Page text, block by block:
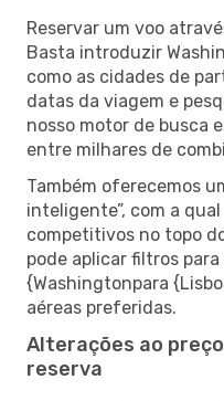
Reservar um voo
Basta introduzir
como as cidades de
datas da viagem e
nosso motor de busca
entre milhares de
Também oferecemos
inteligente”, com a
competitivos no topo
pode aplicar filtros
{Washingtonpara
aéreas preferidas.
Alterações ao
reserva